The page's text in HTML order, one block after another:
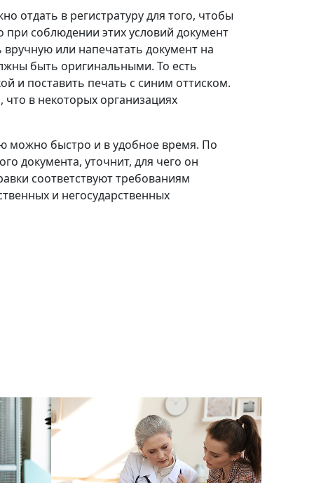
отдать в регистратуру для того, чтобы
соблюдении этих условий документ
или напечатать документ на
быть оригинальными. То есть
и поставить печать с синим оттиском.
в некоторых организациях
можно быстро и в удобное время. По
документа, уточнит, для чего он
соответствуют требованиям
и негосударственных